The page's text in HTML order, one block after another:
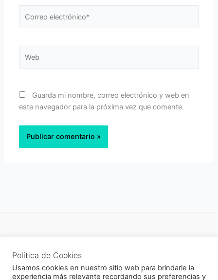
electrónico*
Guarda mi nombre, correo electrónico y web en
este navegador para la próxima vez que comente.
Política de Cookies
Usamos cookies en nuestro sitio web para brindarle la
experiencia más relevante recordando sus preferencias y